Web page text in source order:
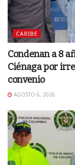
CARIBE
Condenan a 8
Ciénaga por
convenio
AGOSTO 6, 2026